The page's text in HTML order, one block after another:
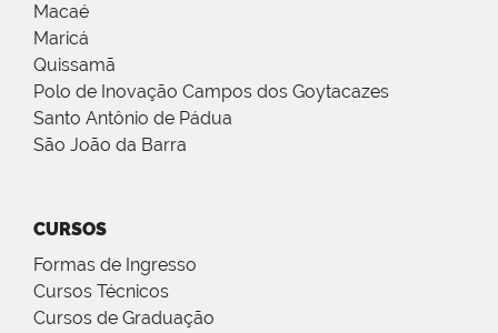
Macaé
Maricá
Quissamã
Polo de Inovação Campos dos Goytacazes
Santo Antônio de Pádua
São João da Barra
CURSOS
Formas de Ingresso
Cursos Técnicos
Cursos de Graduação